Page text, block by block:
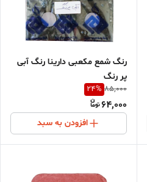
رنگ شمع مکعبی دارینا رنگ آبی
پر رنگ
85,000
24%
64,000
افزودن به سبد